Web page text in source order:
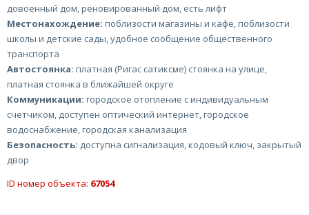
довоенный дом, реновированный дом, есть лифт
Местонахождение: поблизости магазины и кафе, поблизости
школы и детские сады, удобное сообщение общественного
транспорта
Автостоянка: платная (Ригас сатиксме) стоянка на улице,
платная стоянка в ближайшей округе
Коммуникации: городское отопление с индивидуальным
счетчиком, доступен оптический интернет, городское
водоснабжение, городская канализация
Безопасность: доступна сигнализация, кодовый ключ, закрытый
двор
ID номер объекта: 67054